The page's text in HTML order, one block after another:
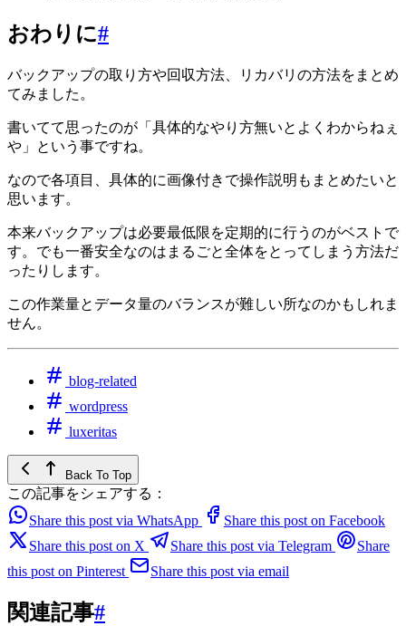
おわりに#
バックアップの取り方や回収方法、リカバリの方法をまとめ
てみました。
書いてて思ったのが「具体的なやり方無いとよくわからねぇ
や」という事ですね。
なので各項目、具体的に画像付きで操作説明もまとめたいと
思います。
本来バックアップは必要最低限を定期的に行うのがベストで
す。でも一番安全なのはまるごと全体をとってしまう方法だ
ったりします。
この作業量とデータ量のバランスが難しい所なのかもしれま
せん。
blog-related
wordpress
luxeritas
Back To Top
この記事をシェアする：
Share this post via WhatsApp
Share this post on Facebook
Share this post on X
Share this post via Telegram
Share
this post on Pinterest
Share this post via email
関連記事#